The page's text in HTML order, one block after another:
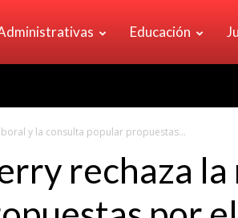
Educación
y la consulta popular propuestas...
rechaza